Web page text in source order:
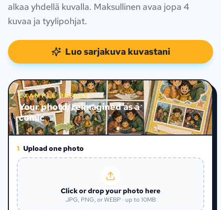
alkaa yhdellä kuvalla. Maksullinen avaa jopa 4
kuvaa ja tyylipohjat.
Luo sarjakuva kuvastani
EXAMPLE RESULT
Your photo, reimagined as a
comic
1 Upload one photo
Click or drop your photo here
JPG, PNG, or WEBP · up to 10MB